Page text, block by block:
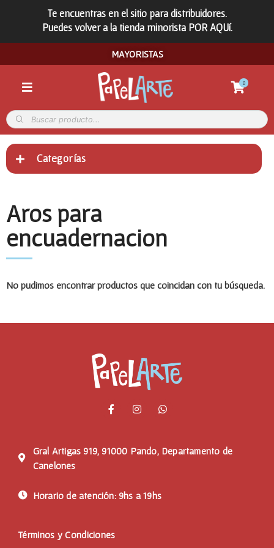
Te encuentras en el sitio para distribuidores.
Puedes volver a la tienda minorista POR AQUí.
MAYORISTAS
0
Categorías
Aros para
encuadernacion
No pudimos encontrar productos que coincidan con tu búsqueda.
Gral Artigas 919, 91000 Pando, Departamento de
Canelones
Horario de atención: 9hs a 19hs
Términos y Condiciones